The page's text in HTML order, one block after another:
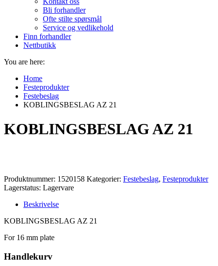
Bli forhandler
Ofte stilte spørsmål
Service og vedlikehold
Finn forhandler
Nettbutikk
You are here:
Home
Festeprodukter
Festebeslag
KOBLINGSBESLAG AZ 21
KOBLINGSBESLAG AZ 21
Produktnummer: 1520158 Kategorier: Festebeslag, Festeprodukter
Lagerstatus: Lagervare
Beskrivelse
KOBLINGSBESLAG AZ 21
For 16 mm plate
Handlekurv